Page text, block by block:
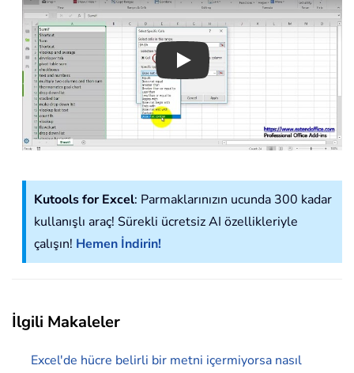
Play
Kutools for Excel: Parmaklarınızın ucunda 300 kadar
kullanışlı araç! Sürekli ücretsiz AI özellikleriyle
çalışın! Hemen İndirin!
İlgili Makaleler
Excel'de hücre belirli bir metni içermiyorsa nasıl